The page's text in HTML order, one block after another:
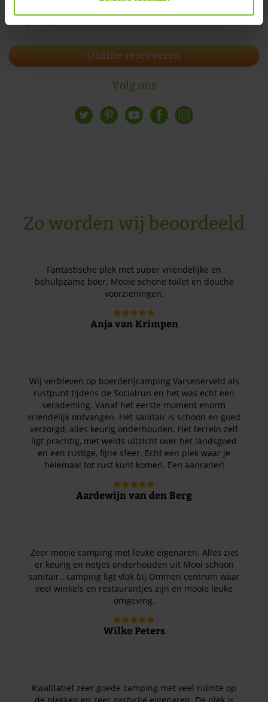
Online reserveren
Volg ons
Zo worden wij beoordeeld
Fantastische plek met super vriendelijke en
behulpzame boer. Mooie schone toilet en douche
voorzieningen.
Anja van Krimpen
Wij verbleven op boerderijcamping Varsenerveld als
rustpunt tijdens de Socialrun en het was echt een
verademing. Vanaf het eerste moment enorm
vriendelijk ontvangen. Het sanitair is schoon en goed
verzorgd, alles keurig onderhouden. Het terrein zelf
ligt prachtig, met weids uitzicht over het landsgoed
en een rustige, fijne sfeer. Echt een plek waar je
helemaal tot rust kunt komen. Een aanrader!
Aardewijn van den Berg
Zeer mooie camping met leuke eigenaren. Alles ziet
er keurig en netjes onderhouden uit Mooi schoon
sanitair.. camping ligt vlak bij Ommen centrum waar
veel winkels en restaurantjes zijn en mooie leuke
omgeving.
Wilko Peters
Kwalitatief zeer goede camping met veel ruimte op